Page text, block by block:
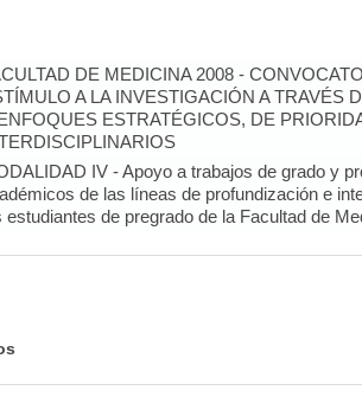
DE MEDICINA 2008 -
A LA INVESTIGACIÓN A TRAVÉS
ESTRATÉGICOS, DE
IV - Apoyo a trabajos de grado y
de las líneas de profundización e
estudiantes de pregrado de la Facultad de